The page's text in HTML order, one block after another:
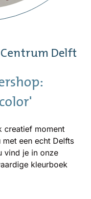
Delft
creatief moment
een echt Delfts
vind je in onze
kleurboek